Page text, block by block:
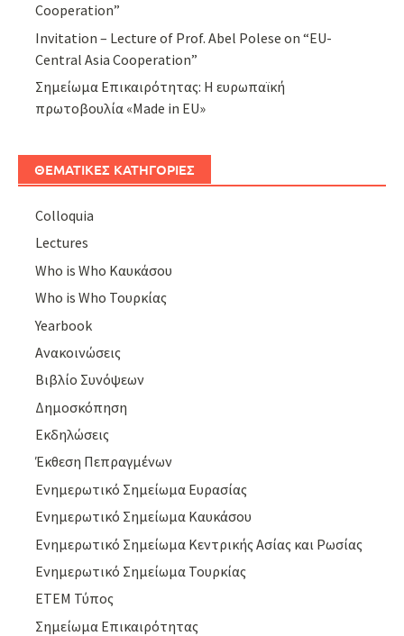
Cooperation”
Invitation – Lecture of Prof. Abel Polese on “EU-
Central Asia Cooperation”
Σημείωμα Επικαιρότητας: Η ευρωπαϊκή
πρωτοβουλία «Made in EU»
ΘΕΜΑΤΙΚΕΣ ΚΑΤΗΓΟΡΙΕΣ
Colloquia
Lectures
Who is Who Καυκάσου
Who is Who Τουρκίας
Yearbook
Ανακοινώσεις
Βιβλίο Συνόψεων
Δημοσκόπηση
Εκδηλώσεις
Έκθεση Πεπραγμένων
Ενημερωτικό Σημείωμα Ευρασίας
Ενημερωτικό Σημείωμα Καυκάσου
Ενημερωτικό Σημείωμα Κεντρικής Ασίας και Ρωσίας
Ενημερωτικό Σημείωμα Τουρκίας
ΕΤΕΜ Τύπος
Σημείωμα Επικαιρότητας